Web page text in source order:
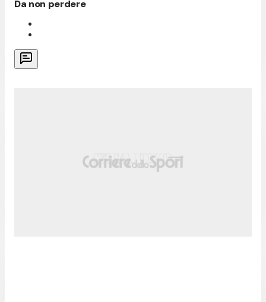
Da non perdere